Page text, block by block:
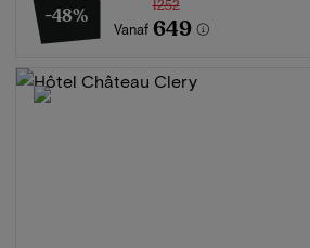
-48%
Vanaf
1252
649